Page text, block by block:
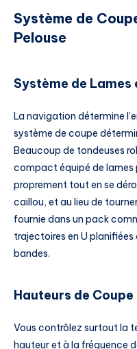
Système de
Pelouse
Système de
La navigation détermine
système de coupe
Beaucoup de tondeuses
compact équipé de lames
proprement tout en se
caillou, et au lieu de
fournie dans un pack
trajectoires en U
bandes.
Hauteurs de
Vous contrôlez surtout la
hauteur et à la fréquence